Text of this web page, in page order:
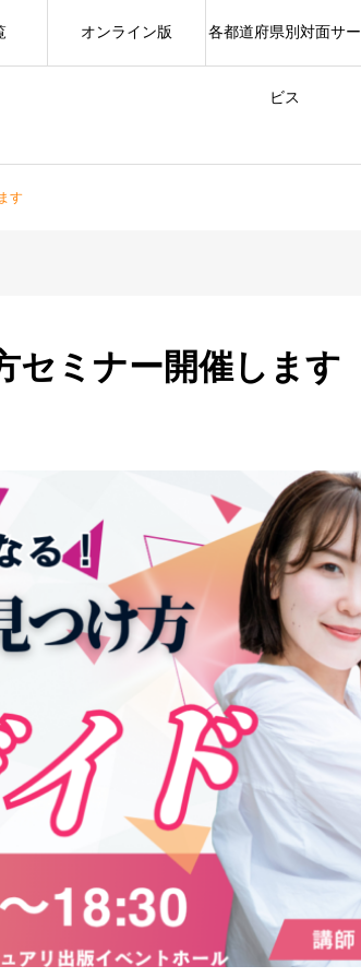
オンライン版 各都道府県別対面サー
ビス
す
セミナー開催します